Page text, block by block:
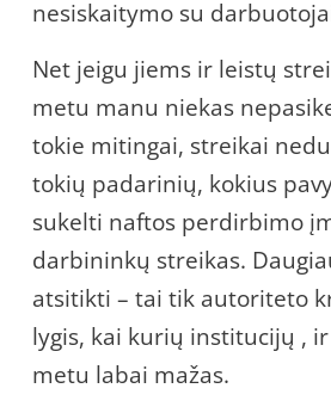
nesiskaitymo su
Net jeigu jiems ir leistų
metu manu niekas
tokie mitingai, streikai
tokių padarinių, kokius
sukelti naftos perdirbimo
darbininkų streikas.
atsitikti – tai tik autoriteto
lygis, kai kurių institucijų ,
metu labai mažas.